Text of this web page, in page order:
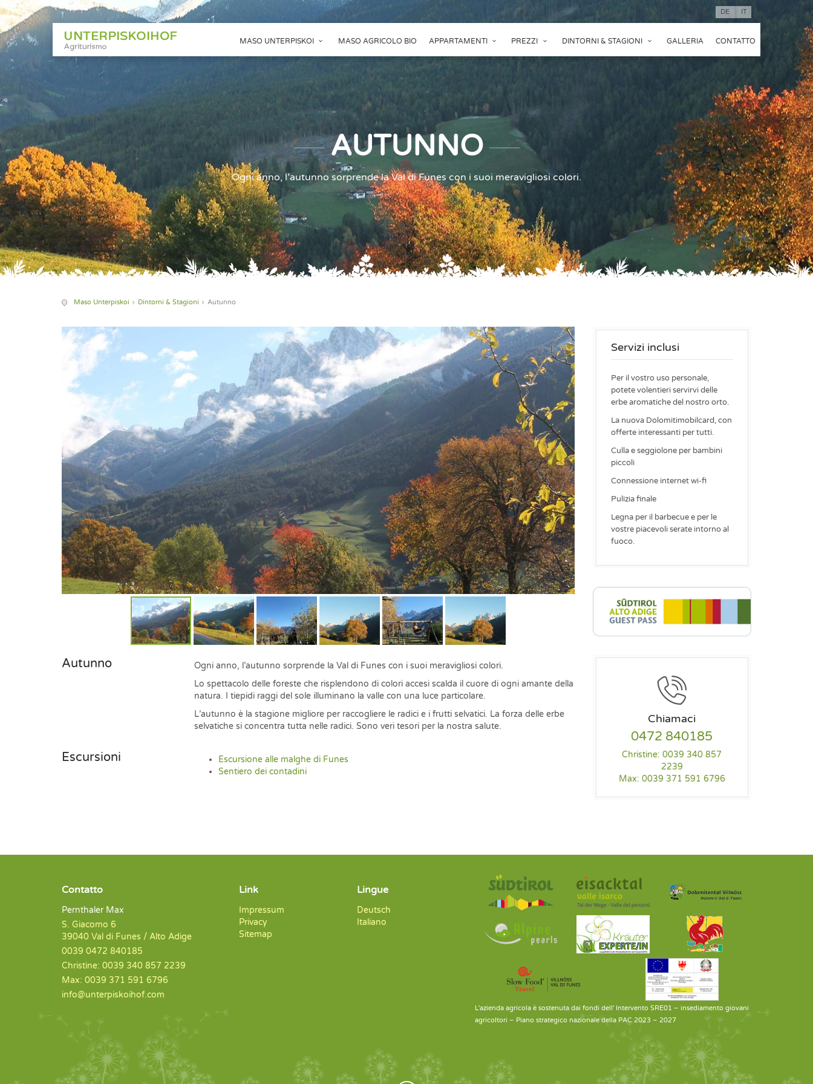
DE IT
MASO UNTERPISKOI MASO AGRICOLO BIO APPARTAMENTI PREZZI DINTORNI & STAGIONI GALLERIA CONTATTO
AUTUNNO
Ogni anno, l’autunno sorprende la Val di Funes con i suoi meravigliosi colori.
Maso Unterpiskoi Dintorni & Stagioni Autunno
Autunno
Ogni anno, l’autunno sorprende la Val di Funes con i suoi meravigliosi colori.
Lo spettacolo delle foreste che risplendono di colori accesi scalda il cuore di ogni amante della
natura. I tiepidi raggi del sole illuminano la valle con una luce particolare.
L’autunno è la stagione migliore per raccogliere le radici e i frutti selvatici. La forza delle erbe
selvatiche si concentra tutta nelle radici. Sono veri tesori per la nostra salute.
Escursioni
Escursione alle malghe di Funes
Sentiero dei contadini
Servizi inclusi
Per il vostro uso personale,
potete volentieri servirvi delle
erbe aromatiche del nostro orto.
La nuova Dolomitimobilcard, con
offerte interessanti per tutti.
Culla e seggiolone per bambini
piccoli
Connessione internet wi-fi
Pulizia finale
Legna per il barbecue e per le
vostre piacevoli serate intorno al
fuoco.
Chiamaci
0472 840185
Christine: 0039 340 857
2239
Max: 0039 371 591 6796
Contatto
Pernthaler Max
S. Giacomo 6
39040 Val di Funes / Alto Adige
0039 0472 840185
Christine: 0039 340 857 2239
Max: 0039 371 591 6796
info@unterpiskoihof.com
Link
Impressum
Privacy
Sitemap
Lingue
Deutsch
Italiano
L'azienda agricola è sostenuta dai fondi dell' Intervento SRE01 – insediamento giovani
agricoltori – Piano strategico nazionale della PAC 2023 – 2027